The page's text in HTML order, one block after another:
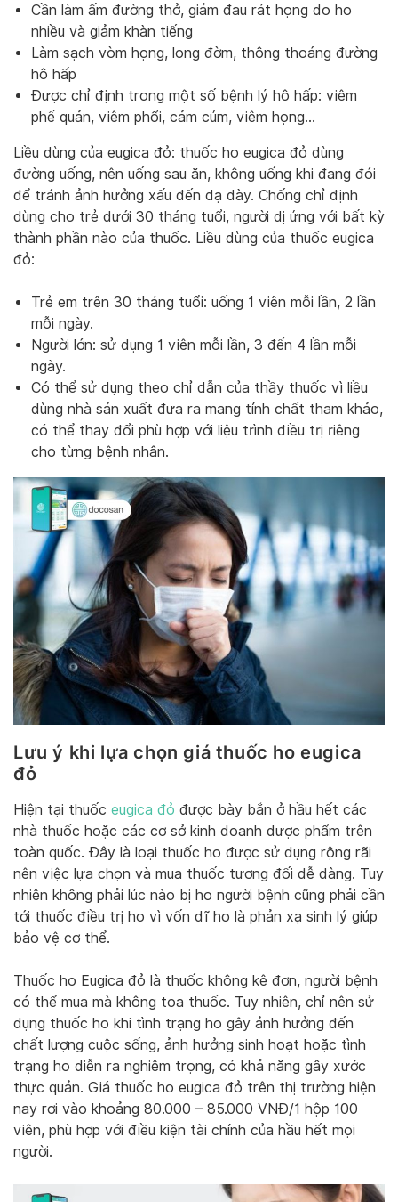
Cần làm ấm đường thở, giảm đau rát họng do ho
nhiều và giảm khàn tiếng
Làm sạch vòm họng, long đờm, thông thoáng đường
hô hấp
Được chỉ định trong một số bệnh lý hô hấp: viêm
phế quản, viêm phổi, cảm cúm, viêm họng…
Liều dùng của eugica đỏ: thuốc ho eugica đỏ dùng
đường uống, nên uống sau ăn, không uống khi đang đói
để tránh ảnh hưởng xấu đến dạ dày. Chống chỉ định
dùng cho trẻ dưới 30 tháng tuổi, người dị ứng với bất kỳ
thành phần nào của thuốc. Liều dùng của thuốc eugica
đỏ:
Trẻ em trên 30 tháng tuổi: uống 1 viên mỗi lần, 2 lần
mỗi ngày.
Người lớn: sử dụng 1 viên mỗi lần, 3 đến 4 lần mỗi
ngày.
Có thể sử dụng theo chỉ dẫn của thầy thuốc vì liều
dùng nhà sản xuất đưa ra mang tính chất tham khảo,
có thể thay đổi phù hợp với liệu trình điều trị riêng
cho từng bệnh nhân.
Lưu ý khi lựa chọn giá thuốc ho eugica
đỏ
Hiện tại thuốc eugica đỏ được bày bắn ở hầu hết các
nhà thuốc hoặc các cơ sở kinh doanh dược phẩm trên
toàn quốc. Đây là loại thuốc ho được sử dụng rộng rãi
nên việc lựa chọn và mua thuốc tương đối dễ dàng. Tuy
nhiên không phải lúc nào bị ho người bệnh cũng phải cần
tới thuốc điều trị ho vì vốn dĩ ho là phản xạ sinh lý giúp
bảo vệ cơ thể.
Thuốc ho Eugica đỏ là thuốc không kê đơn, người bệnh
có thể mua mà không toa thuốc. Tuy nhiên, chỉ nên sử
dụng thuốc ho khi tình trạng ho gây ảnh hưởng đến
chất lượng cuộc sống, ảnh hưởng sinh hoạt hoặc tình
trạng ho diễn ra nghiêm trọng, có khả năng gây xước
thực quản. Giá thuốc ho eugica đỏ trên thị trường hiện
nay rơi vào khoảng 80.000 – 85.000 VNĐ/1 hộp 100
viên, phù hợp với điều kiện tài chính của hầu hết mọi
người.